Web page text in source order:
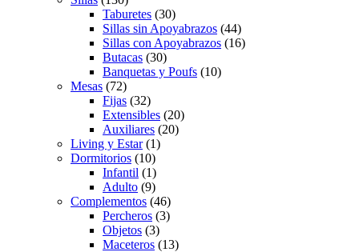
Taburetes (30)
Sillas sin Apoyabrazos (44)
Sillas con Apoyabrazos (16)
Butacas (30)
Banquetas y Poufs (10)
Mesas (72)
Fijas (32)
Extensibles (20)
Auxiliares (20)
Living y Estar(1)
Dormitorios (10)
Infantil (1)
Adulto (9)
Complementos (46)
Percheros (3)
Objetos (3)
Maceteros (13)